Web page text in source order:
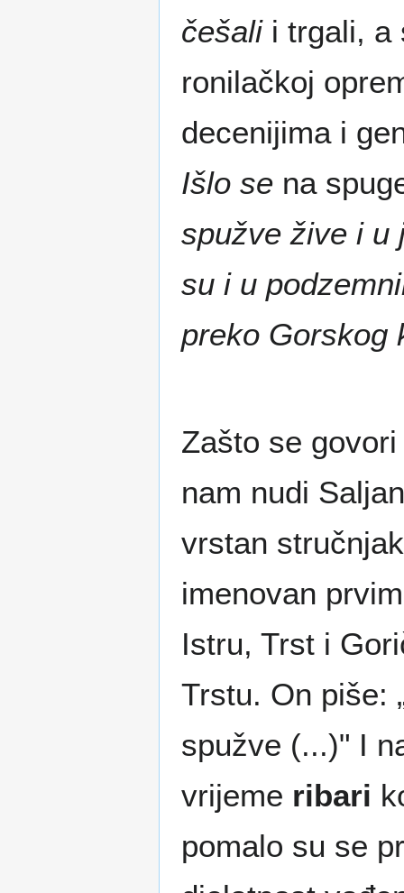
češalii trgali, a
ronilačkoj
decenijima i
Išlo se na
spužve žive i u
su i u
preko Gorskog
Zašto se
nam nudi
vrstan
imenovan
Istru, Trst i
Trstu. On piše:
spužve (...)" I
vrijeme ribari
pomalo su se